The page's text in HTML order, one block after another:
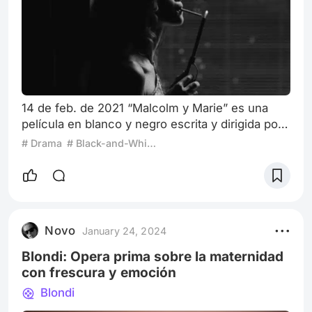
14 de feb. de 2021 “Malcolm y Marie” es una
película en blanco y negro escrita y dirigida por
Sam Levinson. Este film trata de una pareja
David Washington luego de su gran papel en
en Euphoria, un drama de HBO también creado
por este director y a “MJ” en Spiderm
# Drama # Black-and-White Film
Novo January 24, 2024
Blondi: Opera prima sobre la maternidad
con frescura y emoción
Blondi